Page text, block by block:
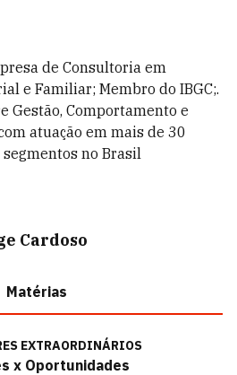
de Consultoria em
e Familiar; Membro do IBGC;.
Gestão, Comportamento e
atuação em mais de 30
no Brasil
Cardoso
Matérias
EXTRAORDINÁRIOS
x Oportunidades